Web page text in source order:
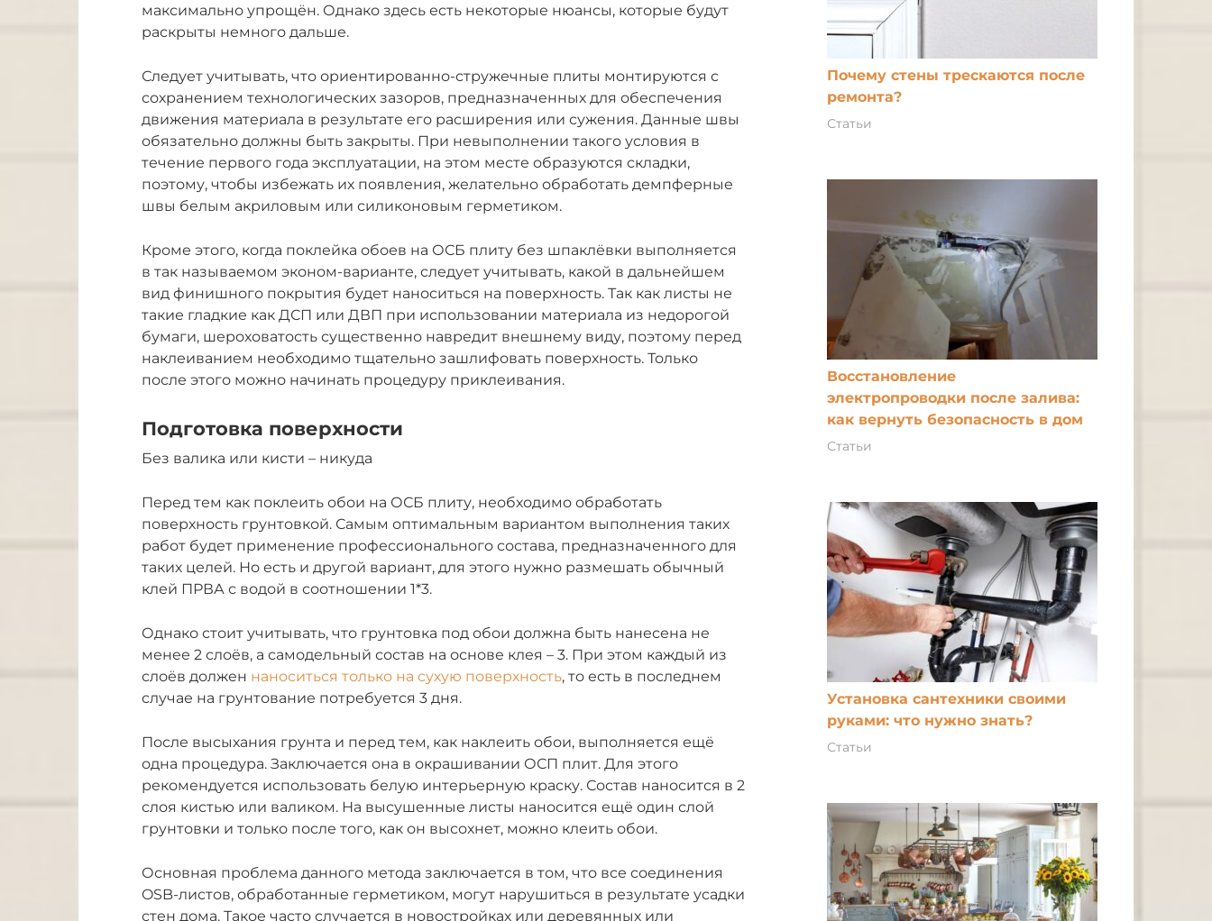
максимально упрощён. Однако здесь есть некоторые нюансы, которые будут
раскрыты немного дальше.
Следует учитывать, что ориентированно-стружечные плиты монтируются с
сохранением технологических зазоров, предназначенных для обеспечения
движения материала в результате его расширения или сужения. Данные швы
обязательно должны быть закрыты. При невыполнении такого условия в
течение первого года эксплуатации, на этом месте образуются складки,
поэтому, чтобы избежать их появления, желательно обработать демпферные
швы белым акриловым или силиконовым герметиком.
Кроме этого, когда поклейка обоев на ОСБ плиту без шпаклёвки выполняется
в так называемом эконом-варианте, следует учитывать, какой в дальнейшем
вид финишного покрытия будет наноситься на поверхность. Так как листы не
такие гладкие как ДСП или ДВП при использовании материала из недорогой
бумаги, шероховатость существенно навредит внешнему виду, поэтому перед
наклеиванием необходимо тщательно зашлифовать поверхность. Только
после этого можно начинать процедуру приклеивания.
Подготовка поверхности
Без валика или кисти – никуда
Перед тем как поклеить обои на ОСБ плиту, необходимо обработать
поверхность грунтовкой. Самым оптимальным вариантом выполнения таких
работ будет применение профессионального состава, предназначенного для
таких целей. Но есть и другой вариант, для этого нужно размешать обычный
клей ПРВА с водой в соотношении 1*3.
Однако стоит учитывать, что грунтовка под обои должна быть нанесена не
менее 2 слоёв, а самодельный состав на основе клея – 3. При этом каждый из
слоёв должен наноситься только на сухую поверхность, то есть в последнем
случае на грунтование потребуется 3 дня.
После высыхания грунта и перед тем, как наклеить обои, выполняется ещё
одна процедура. Заключается она в окрашивании ОСП плит. Для этого
рекомендуется использовать белую интерьерную краску. Состав наносится в 2
слоя кистью или валиком. На высушенные листы наносится ещё один слой
грунтовки и только после того, как он высохнет, можно клеить обои.
Основная проблема данного метода заключается в том, что все соединения
OSB-листов, обработанные герметиком, могут нарушиться в результате усадки
стен дома. Такое часто случается в новостройках или деревянных или
Почему стены трескаются после
ремонта?
Статьи
Восстановление
электропроводки после залива:
как вернуть безопасность в дом
Статьи
Установка сантехники своими
руками: что нужно знать?
Статьи